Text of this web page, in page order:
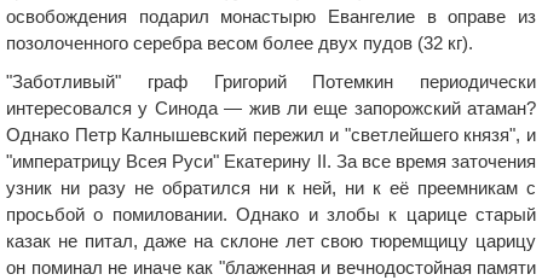
освобождения подарил монастырю Евангелие в оправе из
позолоченного серебра весом более двух пудов (32 кг).
"Заботливый" граф Григорий Потемкин периодически
интересовался у Синода — жив ли еще запорожский атаман?
Однако Петр Калнышевский пережил и "светлейшего князя", и
"императрицу Всея Руси" Екатерину ІІ. За все время заточения
узник ни разу не обратился ни к ней, ни к её преемникам с
просьбой о помиловании. Однако и злобы к царице старый
казак не питал, даже на склоне лет свою тюремщицу царицу
он поминал не иначе как "блаженная и вечнодостойная памяти